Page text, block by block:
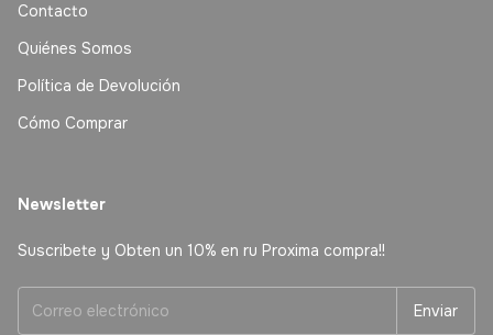
Contacto
Quiénes Somos
Política de Devolución
Cómo Comprar
Newsletter
Suscribete y Obten un 10% en ru Proxima compra!!